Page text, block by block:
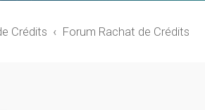
Crédits Forum Rachat de Crédits